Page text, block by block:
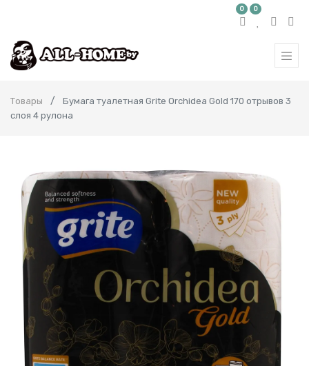
0 0
Товары
Бумага туалетная Grite Orchidea Gold 170 отрывов 3
слоя 4 рулона